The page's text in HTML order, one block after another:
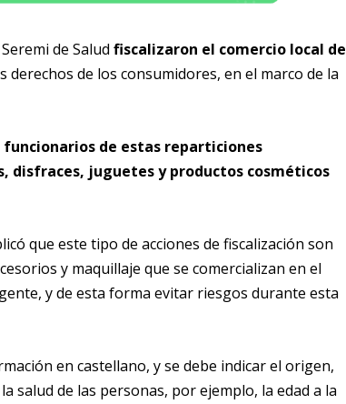
de Salud fiscalizaron el comercio local de
de los consumidores, en el marco de la
funcionarios de estas reparticiones
disfraces, juguetes y productos cosméticos
que este tipo de acciones de fiscalización son
y maquillaje que se comercializan en el
y de esta forma evitar riesgos durante esta
en castellano, y se debe indicar el origen,
salud de las personas, por ejemplo, la edad a la